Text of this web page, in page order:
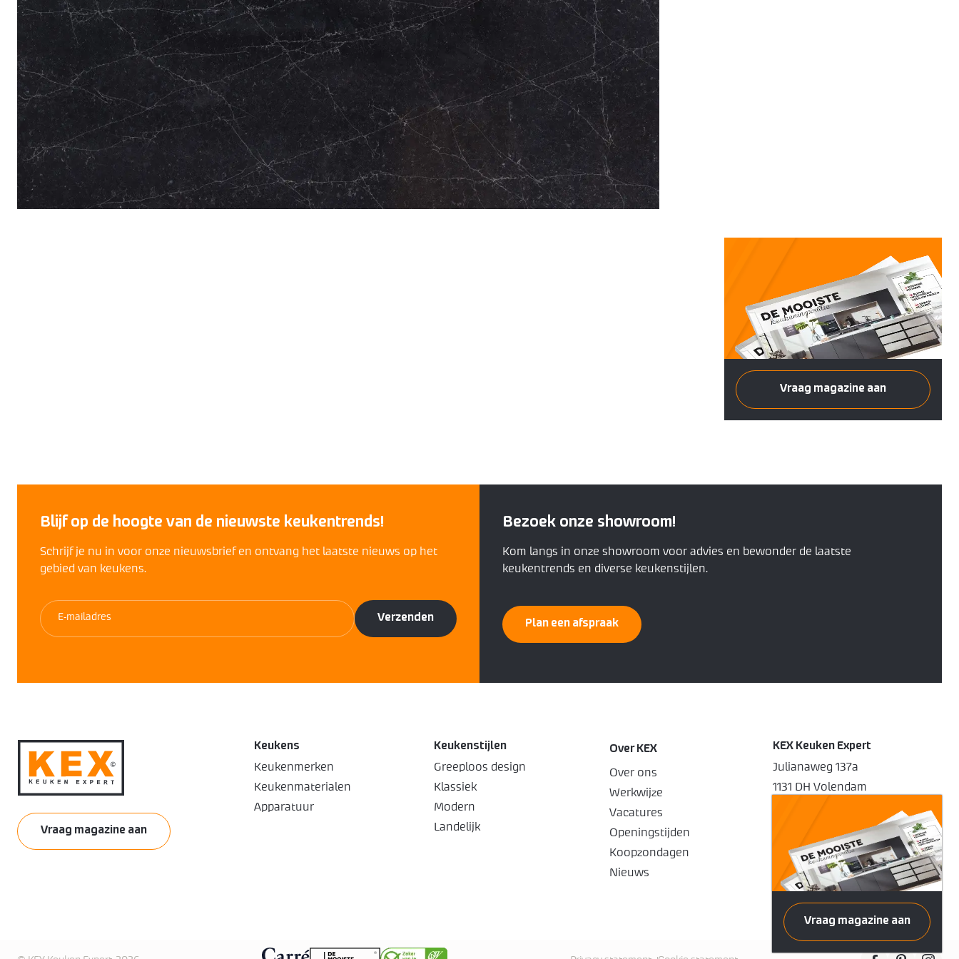
Vraag magazine aan
Vraag magazine aan
Blijf op de hoogte van de nieuwste keukentrends!
Schrijf je nu in voor onze nieuwsbrief en ontvang het laatste nieuws op het
gebied van keukens.
Bezoek onze showroom!
Kom langs in onze showroom voor advies en bewonder de laatste
keukentrends en diverse keukenstijlen.
Plan een afspraak
Vraag magazine aan
Keukens
Keukenmerken
Keukenmaterialen
Apparatuur
Keukenstijlen
Greeploos design
Klassiek
Modern
Landelijk
Over KEX
Over ons
Werkwijze
Vacatures
Openingstijden
Koopzondagen
Nieuws
KEX Keuken Expert
Julianaweg 137a
1131 DH Volendam
info@kexvolendam.nl
Openingstijden